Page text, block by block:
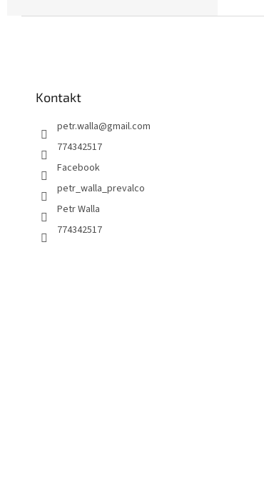
Kontakt
petr.walla@gmail.com
774342517
Facebook
petr_walla_prevalco
Petr Walla
774342517